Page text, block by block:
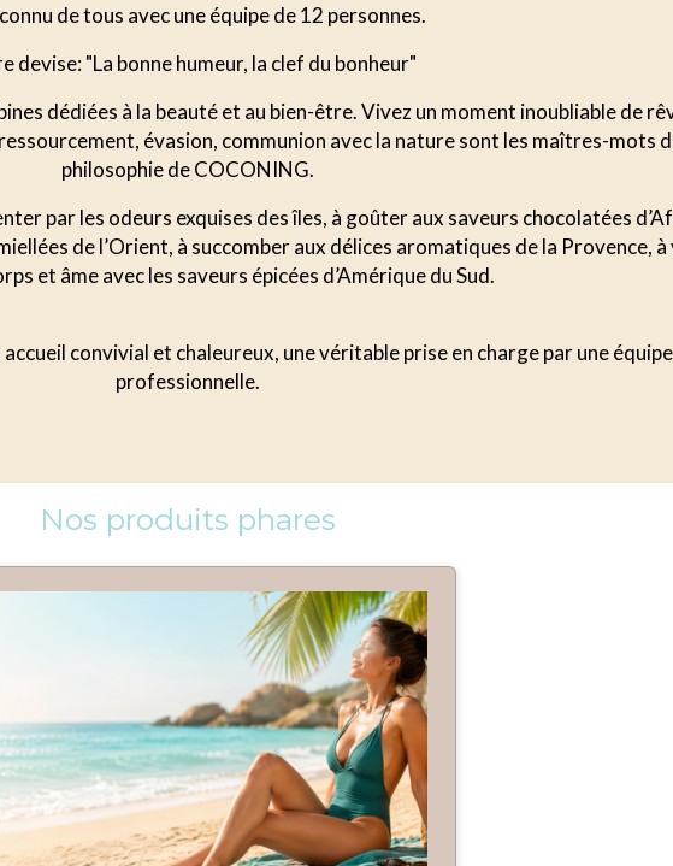
de tous avec une équipe de 12 personnes.
devise: "La bonne humeur, la clef du bonheur"
dédiées à la beauté et au bien-être. Vivez un moment inoubliable de
évasion, communion avec la nature sont les maîtres-mots
philosophie de COCONING.
par les odeurs exquises des îles, à goûter aux saveurs chocolatées
de l’Orient, à succomber aux délices aromatiques de la Provence, à
et âme avec les saveurs épicées d’Amérique du Sud.
convivial et chaleureux, une véritable prise en charge par une équipe
professionnelle.
Nos produits phares